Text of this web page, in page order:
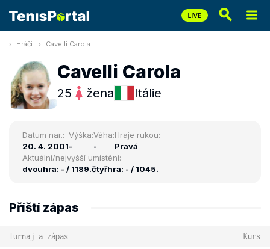
Hráči Cavelli Carola
Cavelli Carola
25 žena Itálie
Datum nar.:
20. 4. 2001
Výška:
-
Váha:
-
Hraje rukou:
Pravá
Aktuální/nejvyšší umístění:
dvouhra: - / 1189.čtyřhra: - / 1045.
Příští zápas
Turnaj a zápas Kurs